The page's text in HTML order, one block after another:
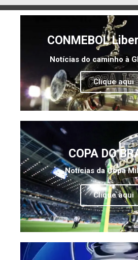
CONMEBOL
Notícias do caminho à
Clique aqui
COPA DO
Notícias da Copa
Clique aqui